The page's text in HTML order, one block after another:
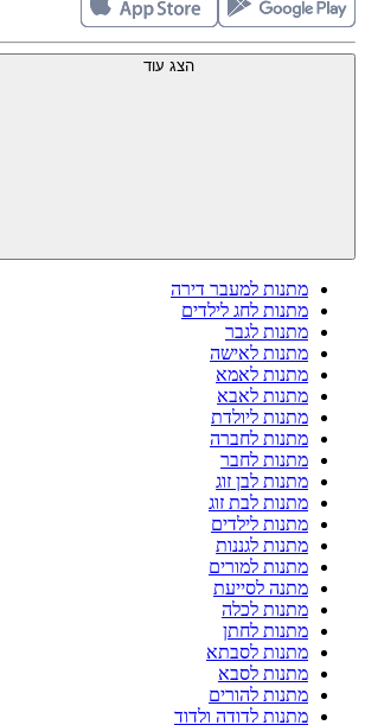
הצג עוד
מתנות למעבר דירה
מתנות לחג לילדים
מתנות לגבר
מתנות לאישה
מתנות לאמא
מתנות לאבא
מתנות ליולדת
מתנות לחברה
מתנות לחבר
מתנות לבן זוג
מתנות לבת זוג
מתנות לילדים
מתנות לגננות
מתנות למורים
מתנה לסייעת
מתנות לכלה
מתנות לחתן
מתנות לסבתא
מתנות לסבא
מתנות להורים
מתנות לדודה ולדוד